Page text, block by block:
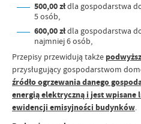
500,00 złdla gospodarstwa
5 osób,
600,00 złdla gospodarstwa
najmniej 6 osób,
Przepisy przewidują także
przysługujący gospodarstwom
źródło ogrzewania danego
energią elektryczną i jest wpisane
ewidencji emisyjności budynków.